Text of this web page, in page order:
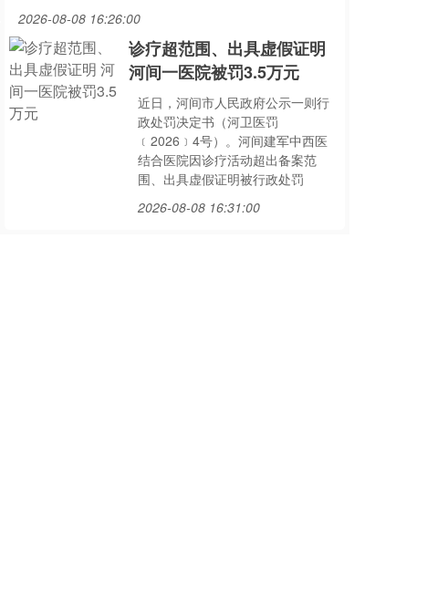
2026-08-08 16:26:00
诊疗超范围、出具虚假证明
河间一医院被罚3.5万元
近日，河间市人民政府公示一则行
政处罚决定书（河卫医罚
﹝2026﹞4号）。河间建军中西医
结合医院因诊疗活动超出备案范
围、出具虚假证明被行政处罚
2026-08-08 16:31:00